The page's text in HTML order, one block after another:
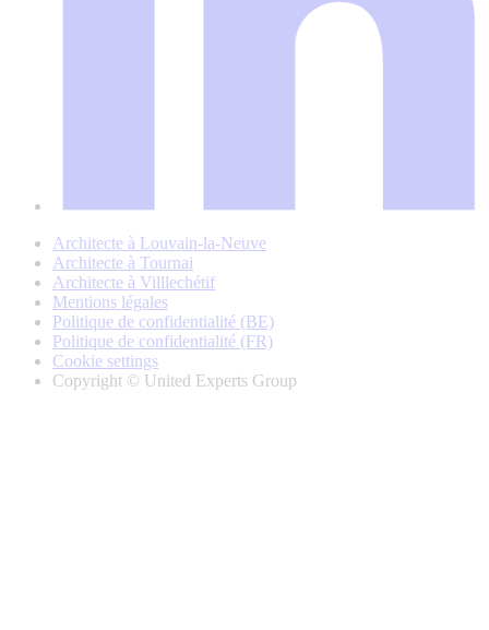
Architecte à Louvain-la-Neuve
Architecte à Tournai
Architecte à Villlechétif
Mentions légales
Politique de confidentialité (BE)
Politique de confidentialité (FR)
Cookie settings
Copyright © United Experts Group